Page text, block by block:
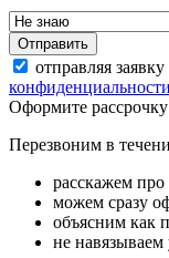
Отправить
отправляя
конфиденциальности
Оформите рассрочку
Перезвоним в
расскажем про
можем сразу
объясним как
не навязываем